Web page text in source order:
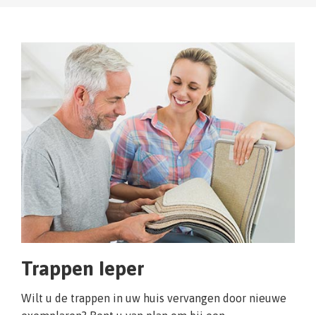
Trappen Ieper
Wilt u de trappen in uw huis vervangen door nieuwe